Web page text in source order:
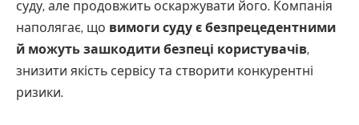
суду, але продовжить оскаржувати його. Компанія
наполягає, що вимоги суду є безпрецедентними
й можуть зашкодити безпеці користувачів,
знизити якість сервісу та створити конкурентні
ризики.